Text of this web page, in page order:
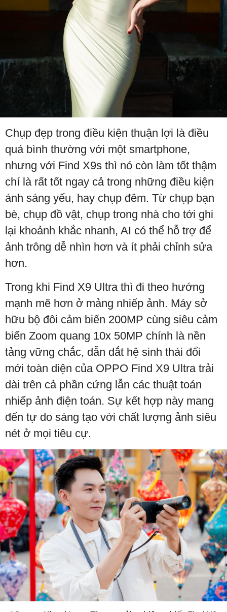
Chụp đẹp trong điều kiện thuận lợi là điều
quá bình thường với một smartphone,
nhưng với Find X9s thì nó còn làm tốt thậm
chí là rất tốt ngay cả trong những điều kiện
ánh sáng yếu, hay chụp đêm. Từ chụp bạn
bè, chụp đồ vật, chụp trong nhà cho tới ghi
lại khoảnh khắc nhanh, AI có thể hỗ trợ để
ảnh trông dễ nhìn hơn và ít phải chỉnh sửa
hơn.
Trong khi Find X9 Ultra thì đi theo hướng
mạnh mẽ hơn ở mảng nhiếp ảnh. Máy sở
hữu bộ đôi cảm biến 200MP cùng siêu cảm
biến Zoom quang 10x 50MP chính là nền
tảng vững chắc, dẫn dắt hệ sinh thái đổi
mới toàn diện của OPPO Find X9 Ultra trải
dài trên cả phần cứng lẫn các thuật toán
nhiếp ảnh điện toán. Sự kết hợp này mang
đến tự do sáng tạo với chất lượng ảnh siêu
nét ở mọi tiêu cự.